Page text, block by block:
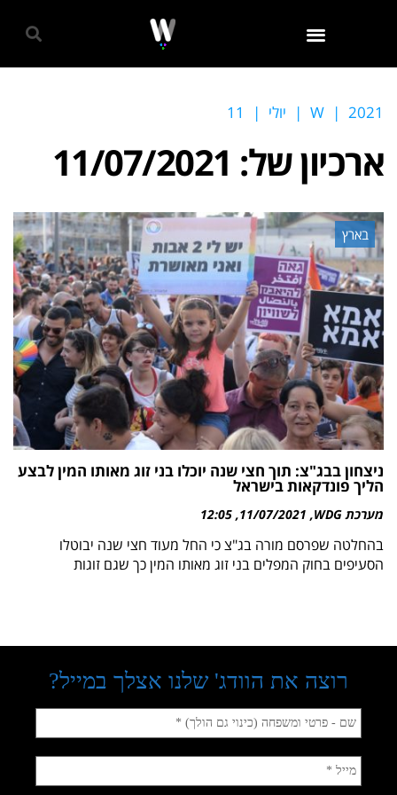
W | 2021
| יולי |
11
ארכיון של: 11/07/2021
בארץ
ניצחון בבג"צ: תוך חצי שנה יוכלו בני זוג מאותו המין לבצע
הליך פונדקאות בישראל
מערכת WDG 11/07/2021
12:05
בהחלטה שפרסם מורה בג"צ כי החל מעוד חצי שנה יבוטלו
הסעיפים בחוק המפלים בני זוג מאותו המין כך שגם זוגות